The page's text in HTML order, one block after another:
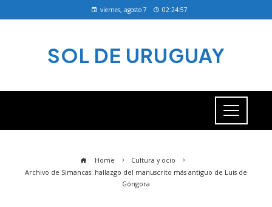
viernes, agosto 7 02:24:57
SOL DE URUGUAY
Home
Cultura y ocio
Archivo de Simancas: hallazgo del manuscrito más antiguo de Luis de
Góngora